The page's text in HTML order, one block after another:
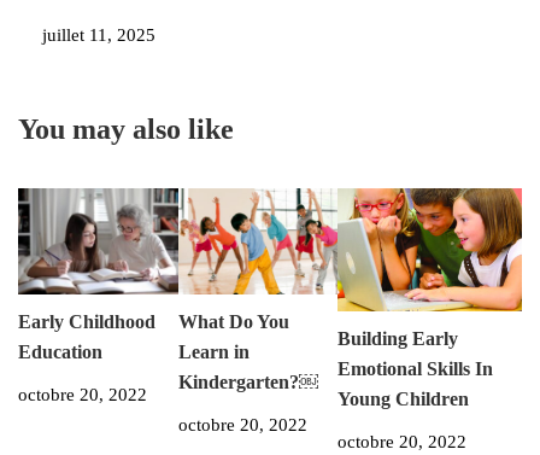
juillet 11, 2025
You may also like
Early Childhood
Education
octobre 20, 2022
What Do You
Learn in
Kindergarten?￼
octobre 20, 2022
Building Early
Emotional Skills In
Young Children
octobre 20, 2022